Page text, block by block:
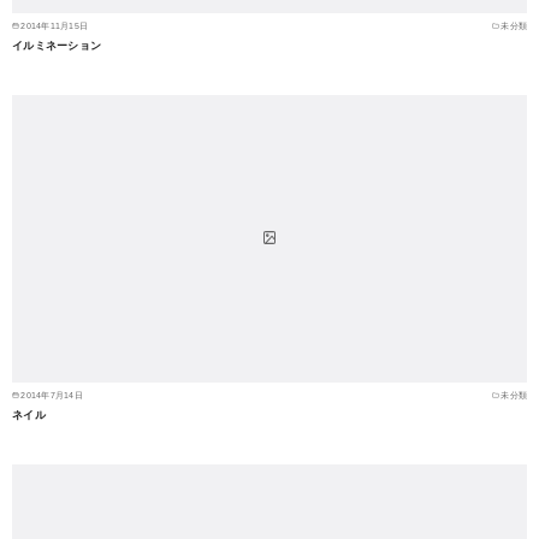
2014年11月15日 未分類
イルミネーション
2014年7月14日 未分類
ネイル